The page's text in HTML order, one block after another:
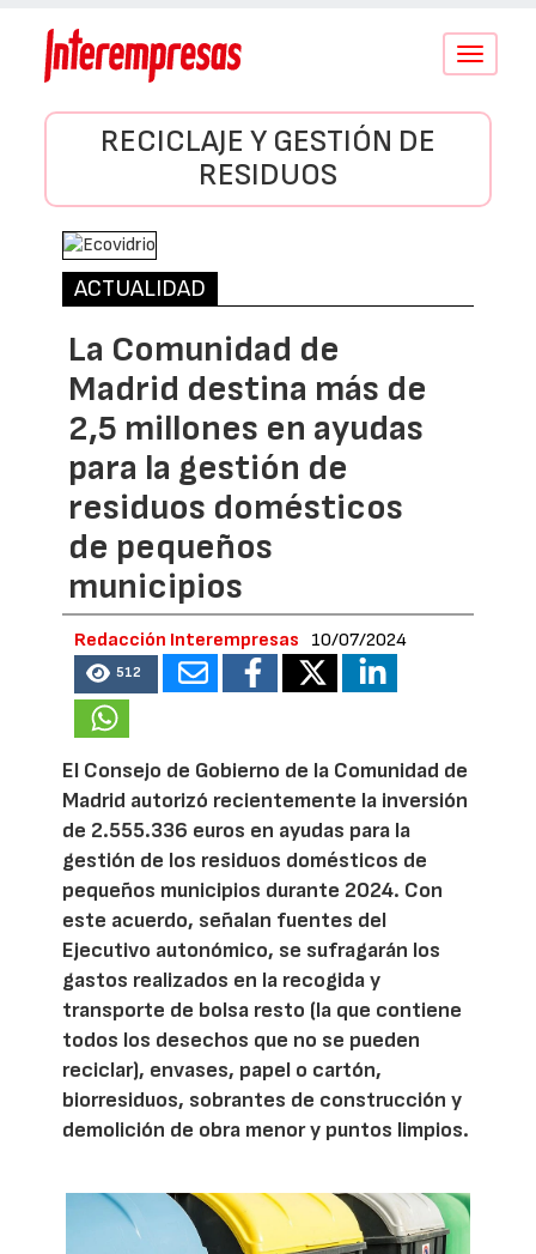
Conmutar
RECICLAJE Y GESTIÓN DE
RESIDUOS
ACTUALIDAD
La Comunidad de
Madrid destina más de
2,5 millones en ayudas
para la gestión de
residuos domésticos
de pequeños
municipios
Redacción Interempresas 10/07/2024
512
El Consejo de Gobierno de la Comunidad de
Madrid autorizó recientemente la inversión
de 2.555.336 euros en ayudas para la
gestión de los residuos domésticos de
pequeños municipios durante 2024. Con
este acuerdo, señalan fuentes del
Ejecutivo autonómico, se sufragarán los
gastos realizados en la recogida y
transporte de bolsa resto (la que contiene
todos los desechos que no se pueden
reciclar), envases, papel o cartón,
biorresiduos, sobrantes de construcción y
demolición de obra menor y puntos limpios.